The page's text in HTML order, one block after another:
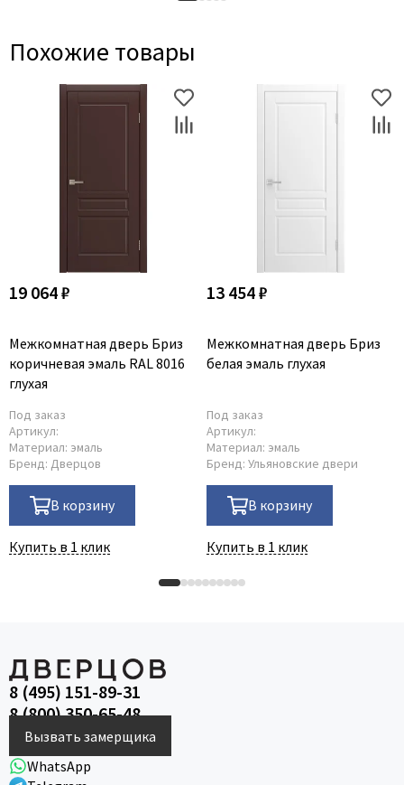
Похожие товары
19 064 ₽
Межкомнатная дверь Бриз
коричневая эмаль RAL 8016
глухая
Под заказ
Артикул:
Материал: эмаль
Бренд: Дверцов
В корзину
Купить в 1 клик
13 454 ₽
Межкомнатная дверь Бриз
белая эмаль глухая
Под заказ
Артикул:
Материал: эмаль
Бренд: Ульяновские двери
В корзину
Купить в 1 клик
8 (495) 151-89-31
8 (800) 350-65-48
Вызвать замерщика
WhatsApp